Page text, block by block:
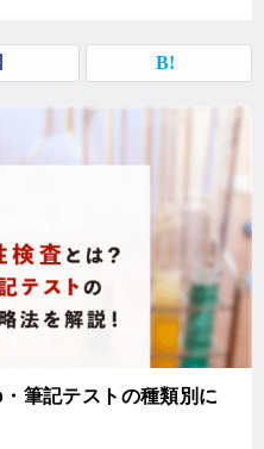
筆記テストの種類別に